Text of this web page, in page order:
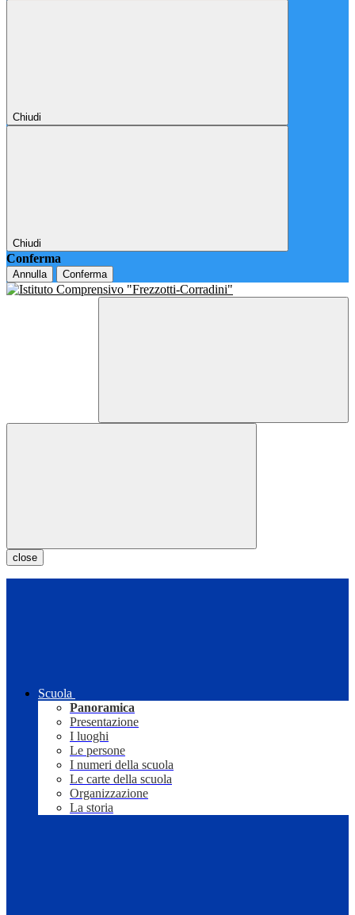
Chiudi
Chiudi
Conferma
Annulla Conferma
close
Scuola
Panoramica
Presentazione
I luoghi
Le persone
I numeri della scuola
Le carte della scuola
Organizzazione
La storia